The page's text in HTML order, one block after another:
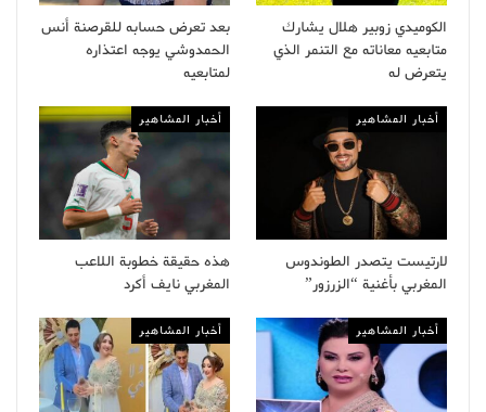
الكوميدي زوبير هلال يشارك
متابعيه معاناته مع التنمر الذي
يتعرض له
بعد تعرض حسابه للقرصنة أنس
الحمدوشي يوجه اعتذاره
لمتابعيه
أخبار المشاهير
لارتيست يتصدر الطوندوس
المغربي بأغنية “الزرزور”
أخبار المشاهير
هذه حقيقة خطوبة اللاعب
المغربي نايف أكرد
أخبار المشاهير أخبار المشاهير